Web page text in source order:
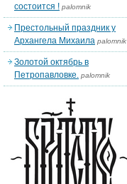
состоится ! palomnik
Престольный праздник у
Архангела Михаила palomnik
Золотой октябрь в
Петропавловке. palomnik